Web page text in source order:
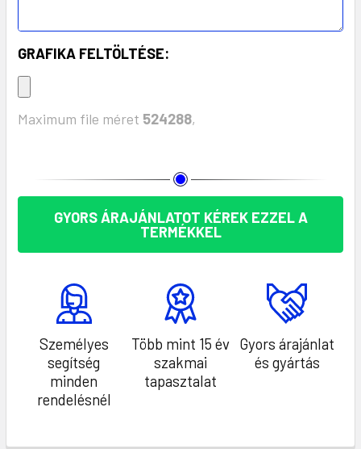
GRAFIKA FELTÖLTÉSE:
Maximum file méret 524288,
GYORS ÁRAJÁNLATOT KÉREK EZZEL A
TERMÉKKEL
Személyes
segítség
minden
rendelésnél
Több mint 15 év
szakmai
tapasztalat
Gyors árajánlat
és gyártás